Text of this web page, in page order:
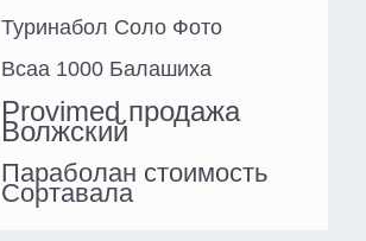
Туринабол Соло Фото
Всаа 1000 Балашиха
Provimed продажа
Волжский
Параболан стоимость
Сортавала